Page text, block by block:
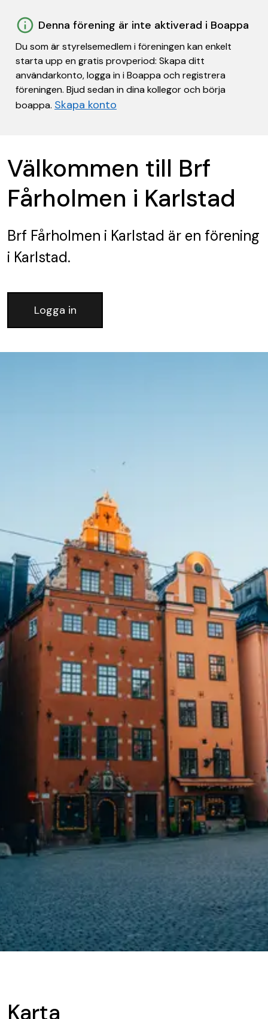
Denna förening är inte aktiverad i Boappa
Du som är styrelsemedlem i föreningen kan enkelt
starta upp en gratis provperiod: Skapa ditt
användarkonto, logga in i Boappa och registrera
föreningen. Bjud sedan in dina kollegor och börja
boappa. Skapa konto
Välkommen till Brf
Fårholmen i Karlstad
Brf Fårholmen i Karlstad är en förening
i Karlstad.
Logga in
Karta